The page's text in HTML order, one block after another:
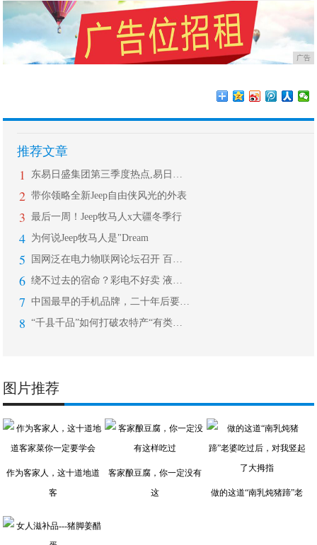
广告
推荐文章
1 东易日盛集团第三季度热点,易日通开启
2 带你领略全新Jeep自由侠风光的外表
3 最后一周！Jeep牧马人x大疆冬季行
4 为何说Jeep牧马人是"Dream
5 国网泛在电力物联网论坛召开 百度智能
6 绕不过去的宿命？彩电不好卖 液晶面板
7 中国最早的手机品牌，二十年后要在海外
8 “千县千品”如何打破农特产“有类无品
图片推荐
作为客家人，这十道地道
客
客家酿豆腐，你一定没有
这
做的这道“南乳炖猪蹄”老